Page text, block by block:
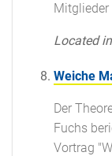
Mitglieder
Located in
Weiche
Der
Fuchs
Vortrag